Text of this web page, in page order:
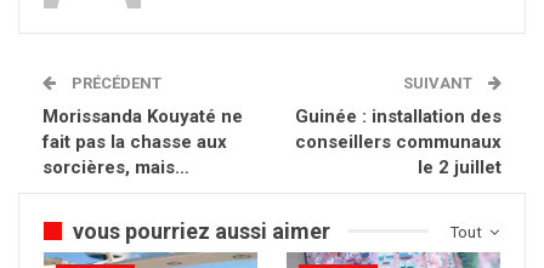
PRÉCÉDENT
Morissanda Kouyaté ne
fait pas la chasse aux
sorcières, mais…
SUIVANT
Guinée : installation des
conseillers communaux
le 2 juillet
Tout
vous pourriez aussi aimer